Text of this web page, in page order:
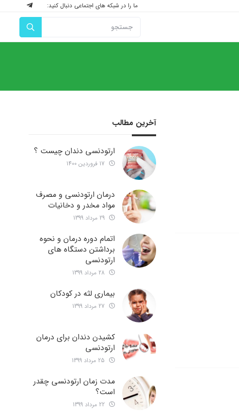
ما را در شبکه های اجتماعی دنبال کنید:
آخرین مطالب
ارتودنسی دندان چیست ؟
درمان ارتودنسی و مصرف
مواد مخدر و دخانیات
اتمام دوره درمان و نحوه
برداشتن دستگاه های
ارتودنسی
بیماری لثه در کودکان
کشیدن دندان برای درمان
ارتودنسی
مدت زمان ارتودنسی چقدر
است؟